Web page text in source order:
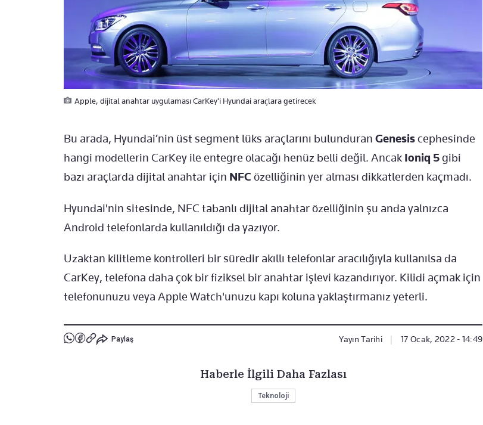
Apple, dijital anahtar uygulaması CarKey'i Hyundai araçlara getirecek
Bu arada, Hyundai’nin üst segment lüks araçlarını bulunduran Genesiscephesinde
hangi modellerin CarKey ile entegre olacağı henüz belli değil. Ancak Ioniq 5gibi
bazı araçlarda dijital anahtar için NFC özelliğinin yer alması dikkatlerden kaçmadı.
Hyundai'nin sitesinde, NFC tabanlı dijital anahtar özelliğinin şu anda yalnızca
Android telefonlarda kullanıldığı da yazıyor.
Uzaktan kilitleme kontrolleri bir süredir akıllı telefonlar aracılığıyla kullanılsa da
CarKey, telefona daha çok bir fiziksel bir anahtar işlevi kazandırıyor. Kilidi açmak için
telefonunuzu veya Apple Watch'unuzu kapı koluna yaklaştırmanız yeterli.
Paylaş Yayın Tarihi 17 Ocak, 2022 - 14:49
Haberle İlgili Daha Fazlası
Teknoloji